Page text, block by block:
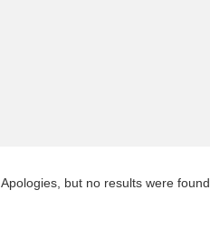
Apologies, but no results were found.